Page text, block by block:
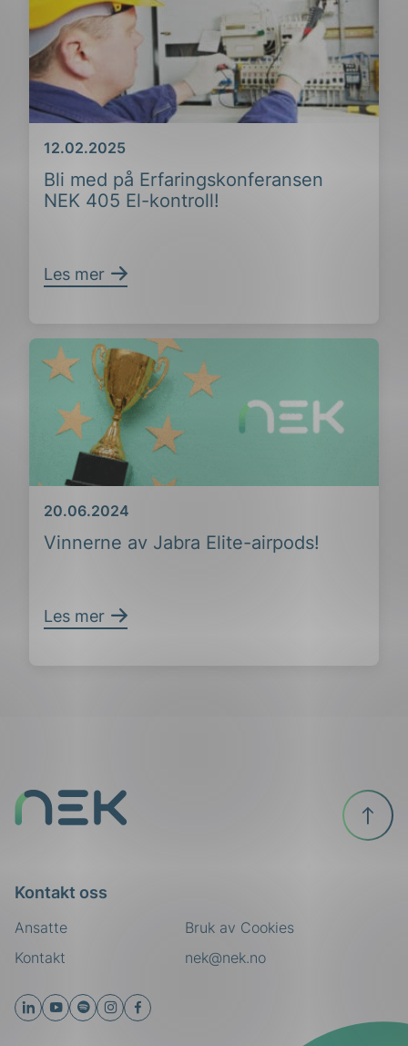
Bli med på Erfaringskonferansen
NEK 405 El-kontroll!
Dato
12.02.2025
Les mer
Vinnerne av Jabra Elite-airpods!
Dato
20.06.2024
Les mer
Kontakt oss
Ansatte
nek@nek.no
Kontakt
Bruk av Cookies
Til
toppen